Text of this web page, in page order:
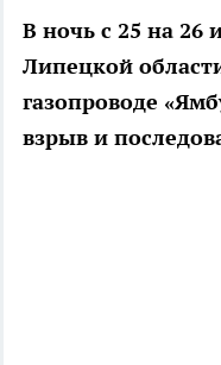
В ночь с 25 на 26
Липецкой
газопроводе
взрыв и